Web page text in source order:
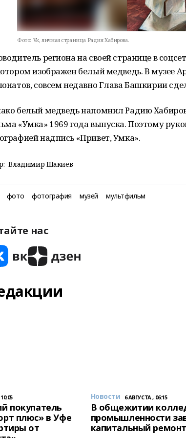
Фото: Vk, личная страница Радия Хабирова.
региона на своей странице в
изображен белый медведь. В музее
совсем недавно Глава Башкирии
белый медведь напомнил Радию
«Умка» 1969 года выпуска. Поэтому
надпись «Привет, Умка».
Владимир Шакиев
фото фотография музей мультфильм
нас
покупатель
плюс» в Уфе
от
Новости 6 АВГУСТА , 06:15
В общежитии
промышленности
капитальный ремонт